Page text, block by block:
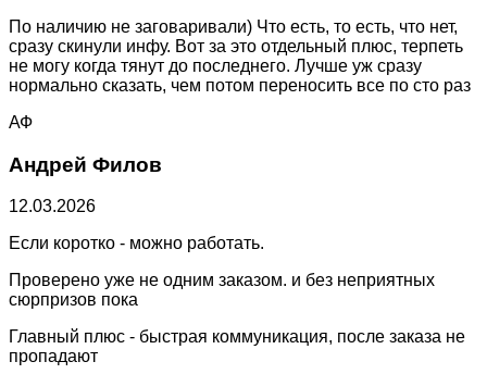
По наличию не заговаривали) Что есть, то есть, что нет,
сразу скинули инфу. Вот за это отдельный плюс, терпеть
не могу когда тянут до последнего. Лучше уж сразу
нормально сказать, чем потом переносить все по сто раз
АФ
Андрей Филов
12.03.2026
Если коротко - можно работать.
Проверено уже не одним заказом. и без неприятных
сюрпризов пока
Главный плюс - быстрая коммуникация, после заказа не
пропадают